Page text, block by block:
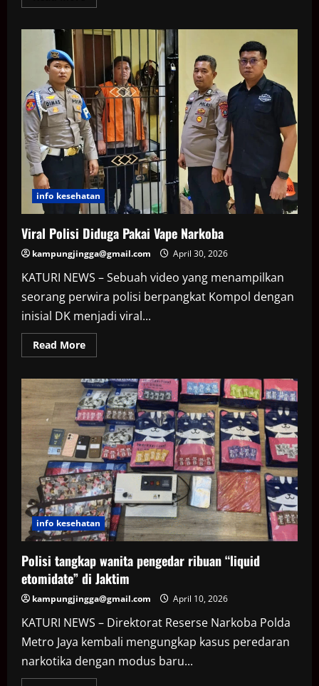
more
Musnahkan
3,37
Ton
Narkoba
Hari
Anti
Narkotika
Internasional
info kesehatan
Viral Polisi Diduga Pakai Vape Narkoba
kampungjingga@gmail.com April 30, 2026
KATURI NEWS – Sebuah video yang menampilkan
seorang perwira polisi berpangkat Kompol dengan
inisial DK menjadi viral...
Read MoreRead
more
Polisi
Diduga
Pakai
Vape
Narkoba
info kesehatan
Polisi tangkap wanita pengedar ribuan “liquid
etomidate” di Jaktim
kampungjingga@gmail.com April 10, 2026
KATURI NEWS – Direktorat Reserse Narkoba Polda
Metro Jaya kembali mengungkap kasus peredaran
narkotika dengan modus baru...